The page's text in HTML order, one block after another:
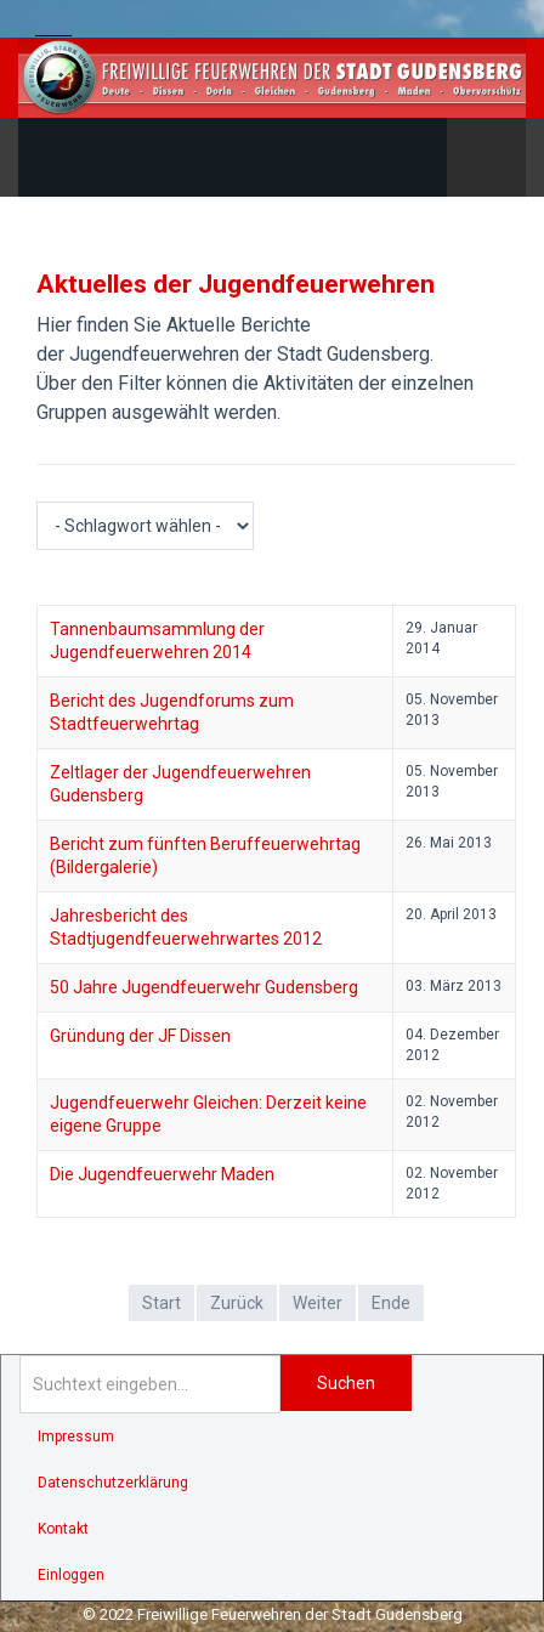
Aktuelles der Jugendfeuerwehren
Hier finden Sie Aktuelle Berichte
der Jugendfeuerwehren der Stadt Gudensberg.
Über den Filter können die Aktivitäten der einzelnen
Gruppen ausgewählt werden.
Tannenbaumsammlung der
Jugendfeuerwehren 2014
29. Januar
2014
Bericht des Jugendforums zum
Stadtfeuerwehrtag
05. November
2013
Zeltlager der Jugendfeuerwehren
Gudensberg
05. November
2013
Bericht zum fünften Beruffeuerwehrtag
(Bildergalerie)
26. Mai 2013
Jahresbericht des
Stadtjugendfeuerwehrwartes 2012
20. April 2013
50 Jahre Jugendfeuerwehr Gudensberg 03. März 2013
Gründung der JF Dissen
04. Dezember
2012
Jugendfeuerwehr Gleichen: Derzeit keine
eigene Gruppe
02. November
2012
Die Jugendfeuerwehr Maden
02. November
2012
Start Zurück Weiter Ende
Suchen
Impressum
Datenschutzerklärung
Kontakt
Einloggen
© 2022 Freiwillige Feuerwehren der Stadt Gudensberg